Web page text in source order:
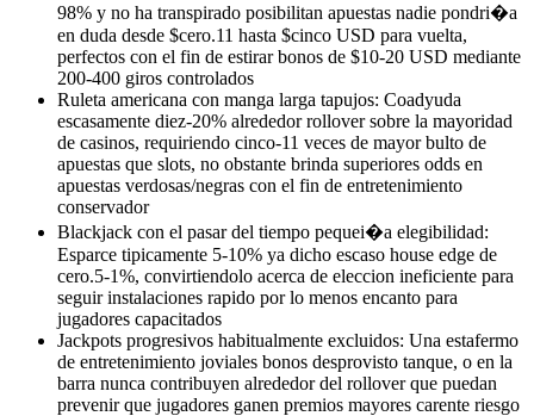
98% y no ha transpirado posibilitan apuestas nadie pondri�a
en duda desde $cero.11 hasta $cinco USD para vuelta,
perfectos con el fin de estirar bonos de $10-20 USD mediante
200-400 giros controlados
Ruleta americana con manga larga tapujos: Coadyuda
escasamente diez-20% alrededor rollover sobre la mayoridad
de casinos, requiriendo cinco-11 veces de mayor bulto de
apuestas que slots, no obstante brinda superiores odds en
apuestas verdosas/negras con el fin de entretenimiento
conservador
Blackjack con el pasar del tiempo pequei�a elegibilidad:
Esparce tipicamente 5-10% ya dicho escaso house edge de
cero.5-1%, convirtiendolo acerca de eleccion ineficiente para
seguir instalaciones rapido por lo menos encanto para
jugadores capacitados
Jackpots progresivos habitualmente excluidos: Una estafermo
de entretenimiento joviales bonos desprovisto tanque, o en la
barra nunca contribuyen alrededor del rollover que puedan
prevenir que jugadores ganen premios mayores carente riesgo